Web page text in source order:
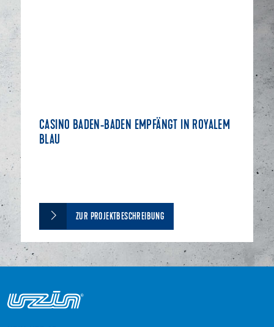
CASINO BADEN-BADEN EMPFÄNGT IN ROYALEM
BLAU
ZUR PROJEKTBESCHREIBUNG